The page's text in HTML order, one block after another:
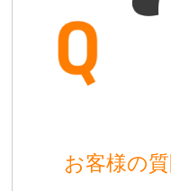
お客様の